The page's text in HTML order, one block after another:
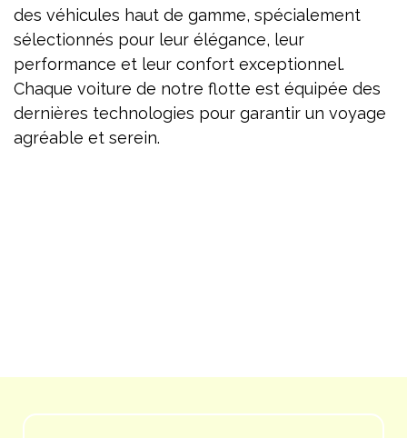
des véhicules haut de gamme, spécialement
sélectionnés pour leur élégance, leur
performance et leur confort exceptionnel.
Chaque voiture de notre flotte est équipée des
dernières technologies pour garantir un voyage
agréable et serein.